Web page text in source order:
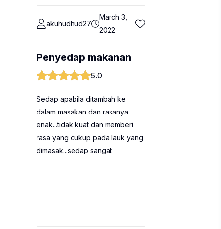
akuhudhud27
March 3,
2022
Penyedap makanan
5.0
Sedap apabila ditambah ke
dalam masakan dan rasanya
enak...tidak kuat dan memberi
rasa yang cukup pada lauk yang
dimasak...sedap sangat